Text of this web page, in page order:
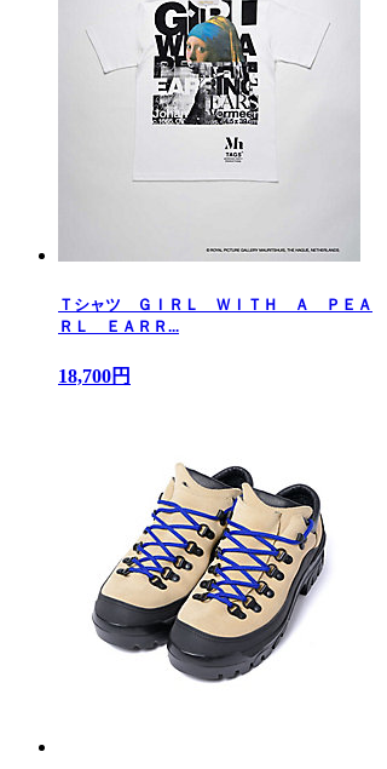
Ｔシャツ ＧＩＲＬ ＷＩＴＨ Ａ ＰＥＡ
ＲＬ ＥＡＲＲ...
18,700円